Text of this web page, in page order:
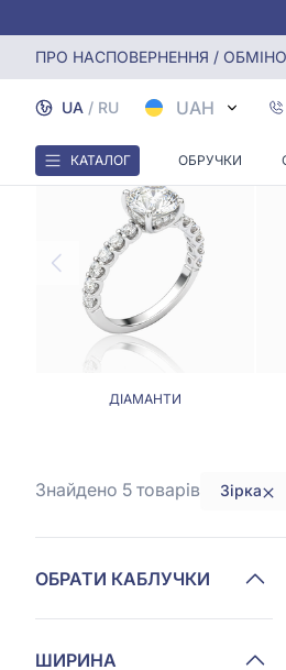
ПРО НАСПОВЕРНЕННЯ / ОБМІН
UA / RU UAH
КАТАЛОГ ОБРУЧКИ
Головна Каблучки Каблучки
ДІАМАНТИ
Знайдено 5 товарів Зірка
ОБРАТИ КАБЛУЧКИ
ШИРИНА